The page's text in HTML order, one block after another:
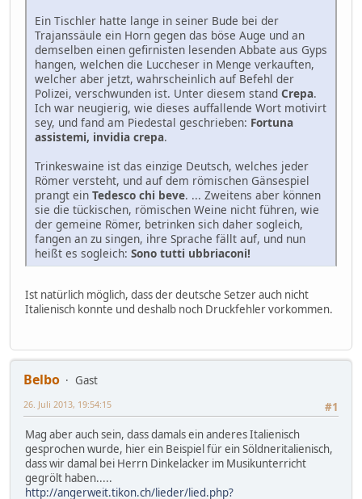
Ein Tischler hatte lange in seiner Bude bei der
Trajanssäule ein Horn gegen das böse Auge und an
demselben einen gefirnisten lesenden Abbate aus Gyps
hangen, welchen die Luccheser in Menge verkauften,
welcher aber jetzt, wahrscheinlich auf Befehl der
Polizei, verschwunden ist. Unter diesem stand Crepa.
Ich war neugierig, wie dieses auffallende Wort motivirt
sey, und fand am Piedestal geschrieben: Fortuna
assistemi, invidia crepa.
Trinkeswaine ist das einzige Deutsch, welches jeder
Römer versteht, und auf dem römischen Gänsespiel
prangt ein Tedesco chi beve. ... Zweitens aber können
sie die tückischen, römischen Weine nicht führen, wie
der gemeine Römer, betrinken sich daher sogleich,
fangen an zu singen, ihre Sprache fällt auf, und nun
heißt es sogleich: Sono tutti ubbriaconi!
Ist natürlich möglich, dass der deutsche Setzer auch nicht
Italienisch konnte und deshalb noch Druckfehler vorkommen.
Belbo
Gast
#1
26. Juli 2013, 19:54:15
Mag aber auch sein, dass damals ein anderes Italienisch
gesprochen wurde, hier ein Beispiel für ein Söldneritalienisch,
dass wir damal bei Herrn Dinkelacker im Musikunterricht
gegrölt haben.....
http://angerweit.tikon.ch/lieder/lied.php?